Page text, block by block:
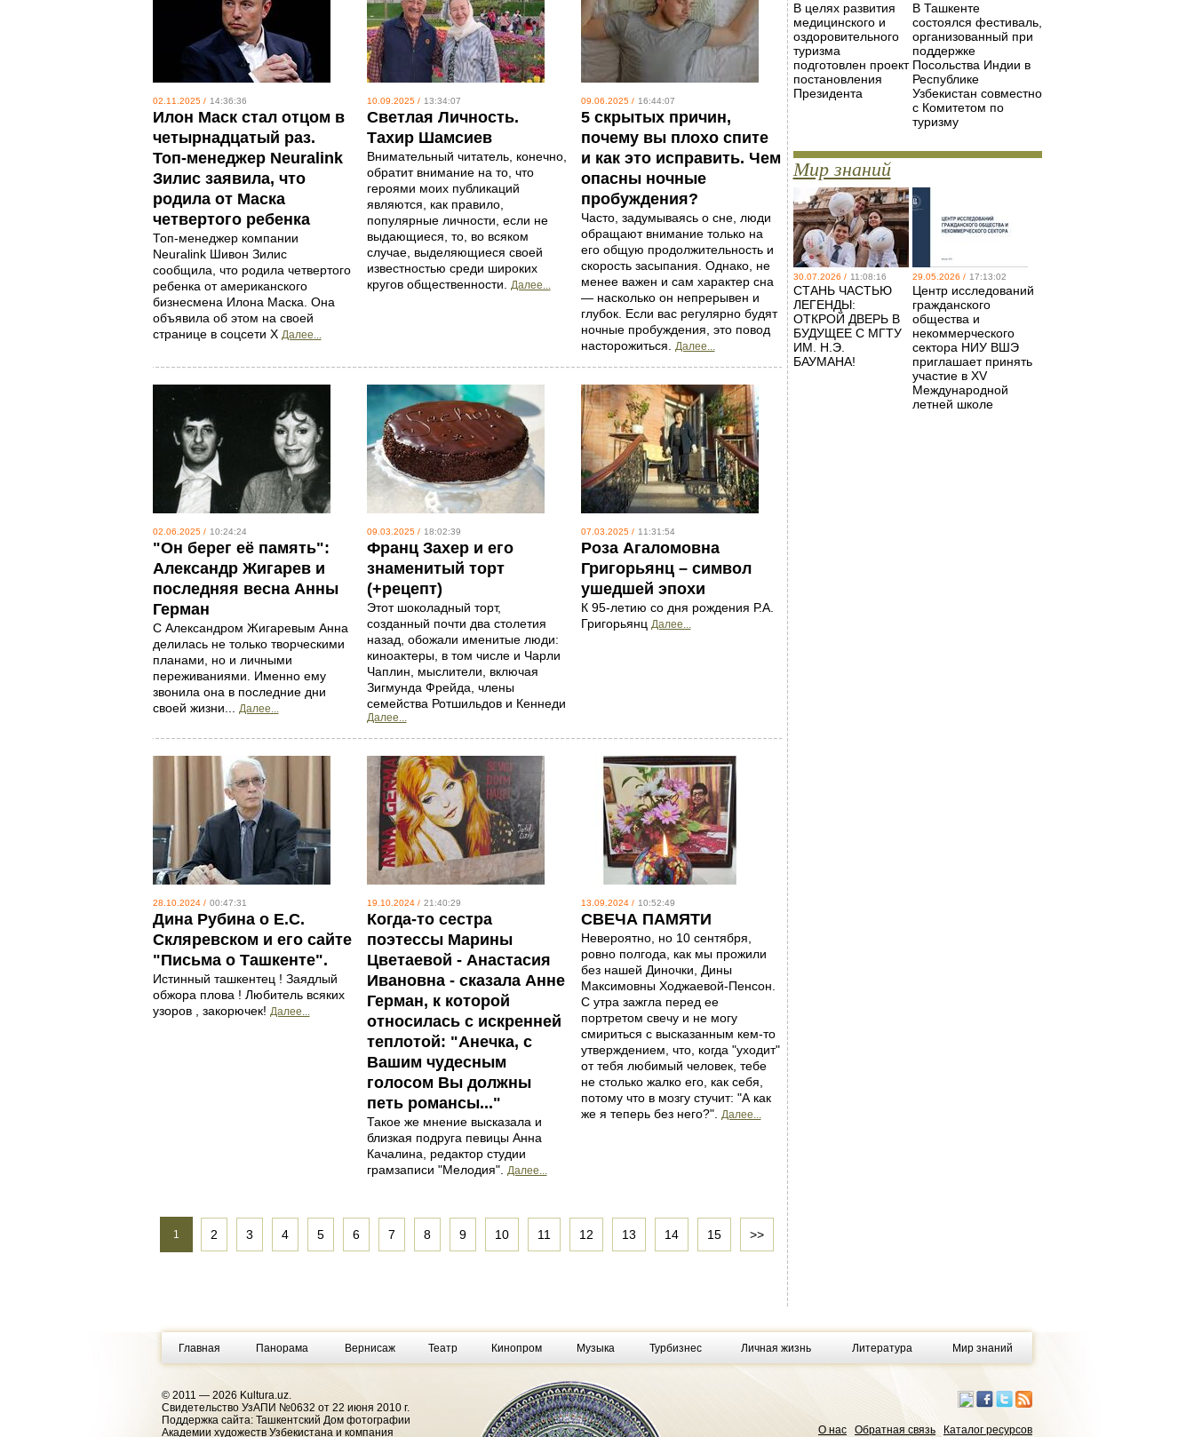
02.11.2025 / 14:36:36
Илон Маск стал отцом в
четырнадцатый раз.
Топ-менеджер Neuralink
Зилис заявила, что
родила от Маска
четвертого ребенка
Топ-менеджер компании
Neuralink Шивон Зилис
сообщила, что родила четвертого
ребенка от американского
бизнесмена Илона Маска. Она
объявила об этом на своей
странице в соцсети X Далее...
10.09.2025 / 13:34:07
Светлая Личность.
Тахир Шамсиев
Внимательный читатель, конечно,
обратит внимание на то, что
героями моих публикаций
являются, как правило,
популярные личности, если не
выдающиеся, то, во всяком
случае, выделяющиеся своей
известностью среди широких
кругов общественности.
Далее...
09.06.2025 / 16:44:07
5 скрытых причин,
почему вы плохо спите
и как это исправить. Чем
опасны ночные
пробуждения?
Часто, задумываясь о сне, люди
обращают внимание только на
его общую продолжительность и
скорость засыпания. Однако, не
менее важен и сам характер сна
— насколько он непрерывен и
глубок. Если вас регулярно будят
ночные пробуждения, это повод
насторожиться.
Далее...
02.06.2025 / 10:24:24
"Он берег её память":
Александр Жигарев и
последняя весна Анны
Герман
С Александром Жигаревым Анна
делилась не только творческими
планами, но и личными
переживаниями. Именно ему
звонила она в последние дни
своей жизни...
Далее...
09.03.2025 / 18:02:39
Франц Захер и его
знаменитый торт
(+рецепт)
Этот шоколадный торт,
созданный почти два столетия
назад, обожали именитые люди:
киноактеры, в том числе и Чарли
Чаплин, мыслители, включая
Зигмунда Фрейда, члены
семейства Ротшильдов и Кеннеди
Далее...
07.03.2025 / 11:31:54
Роза Агаломовна
Григорьянц – символ
ушедшей эпохи
К 95-летию со дня рождения Р.А.
Григорьянц Далее...
28.10.2024 / 00:47:31
Дина Рубина о Е.С.
Скляревском и его сайте
"Письма о Ташкенте".
Истинный ташкентец ! Заядлый
обжора плова ! Любитель всяких
узоров , закорючек! Далее...
19.10.2024 / 21:40:29
Когда-то сестра
поэтессы Марины
Цветаевой - Анастасия
Ивановна - сказала Анне
Герман, к которой
относилась с искренней
теплотой: "Анечка, с
Вашим чудесным
голосом Вы должны
петь романсы..."
Такое же мнение высказала и
близкая подруга певицы Анна
Качалина, редактор студии
грамзаписи "Мелодия". Далее...
13.09.2024 / 10:52:49
CВЕЧА ПАМЯТИ
Невероятно, но 10 сентября,
ровно полгода, как мы прожили
без нашей Диночки, Дины
Максимовны Ходжаевой-Пенсон.
С утра зажгла перед ее
портретом свечу и не могу
смириться с высказанным кем-то
утверждением, что, когда "уходит"
от тебя любимый человек, тебе
не столько жалко его, как себя,
потому что в мозгу стучит: "А как
же я теперь без него?". Далее...
1 2 3 4 5 6 7 8 9 10 11 12 13 14 15 >>
В целях развития
медицинского и
оздоровительного
туризма
подготовлен проект
постановления
Президента
В Ташкенте
состоялся фестиваль,
организованный при
поддержке
Посольства Индии в
Республике
Узбекистан совместно
с Комитетом по
туризму
Мир знаний
30.07.2026 / 11:08:16
СТАНЬ ЧАСТЬЮ
ЛЕГЕНДЫ:
ОТКРОЙ ДВЕРЬ В
БУДУЩЕЕ С МГТУ
ИМ. Н.Э.
БАУМАНА!
29.05.2026 / 17:13:02
Центр исследований
гражданского
общества и
некоммерческого
сектора НИУ ВШЭ
приглашает принять
участие в XV
Международной
летней школе
Главная Панорама Вернисаж Театр Кинопром Музыка Турбизнес Личная жизнь Литература Мир знаний
© 2011 — 2026 Kultura.uz.
Cвидетельство УзАПИ №0632 от 22 июня 2010 г.
Поддержка сайта: Ташкентский Дом фотографии
Академии художеств Узбекистана и компания
О нас Обратная связь Каталог ресурсов